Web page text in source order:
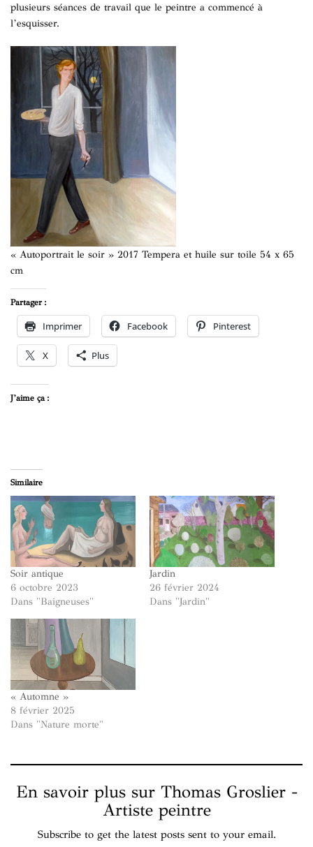
plusieurs séances de travail que le peintre a commencé à
l’esquisser.
« Autoportrait le soir » 2017 Tempera et huile sur toile 54 x 65
cm
Partager :
Imprimer Facebook Pinterest
X Plus
J’aime ça :
Similaire
Soir antique
6 octobre 2023
Dans "Baigneuses"
Jardin
26 février 2024
Dans "Jardin"
« Automne »
8 février 2025
Dans "Nature morte"
En savoir plus sur Thomas Groslier -
Artiste peintre
Subscribe to get the latest posts sent to your email.